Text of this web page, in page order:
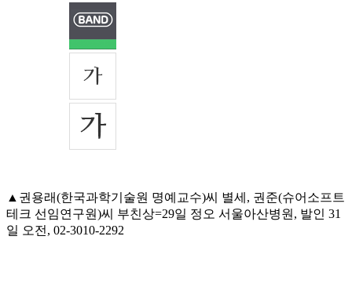
▲권용래(한국과학기술원 명예교수)씨 별세, 권준(슈어소프트
테크 선임연구원)씨 부친상=29일 정오 서울아산병원, 발인 31
일 오전, 02-3010-2292